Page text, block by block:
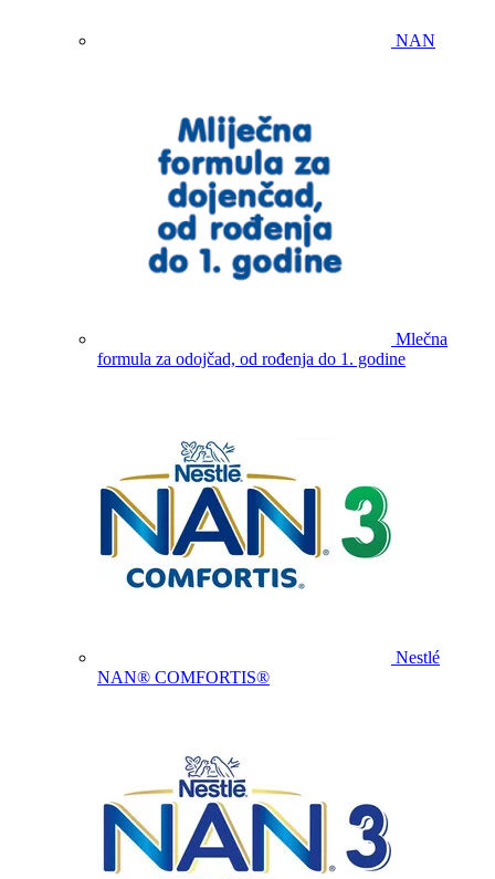
NAN
Mlečna
formula za odojčad, od rođenja do 1. godine
Nestlé
NAN® COMFORTIS®